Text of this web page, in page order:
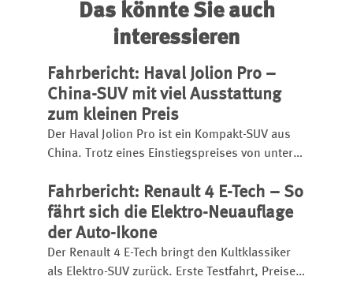
Das könnte Sie auch
interessieren
Fahrbericht: Haval Jolion Pro –
China-SUV mit viel Ausstattung
zum kleinen Preis
Der Haval Jolion Pro ist ein Kompakt-SUV aus
China. Trotz eines Einstiegspreises von unter
Ausstattung, einen kräftigen Turbobenziner
und eignet sich sogar für den
Anhängerbetrieb.
Fahrbericht: Renault 4 E-Tech – So
fährt sich die Elektro-Neuauflage
der Auto-Ikone
Der Renault 4 E-Tech bringt den Kultklassiker
als Elektro-SUV zurück. Erste Testfahrt, Preise,